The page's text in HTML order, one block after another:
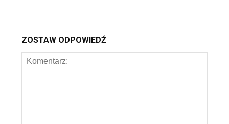
ZOSTAW ODPOWIEDŹ